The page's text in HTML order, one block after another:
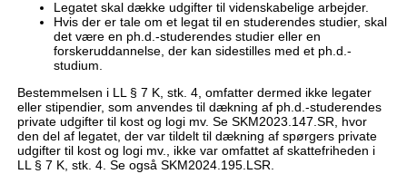
Legatet skal dække udgifter til videnskabelige arbejder.
Hvis der er tale om et legat til en studerendes studier, skal
det være en ph.d.-studerendes studier eller en
forskeruddannelse, der kan sidestilles med et ph.d.-
studium.
Bestemmelsen i LL § 7 K, stk. 4, omfatter dermed ikke legater
eller stipendier, som anvendes til dækning af ph.d.-studerendes
private udgifter til kost og logi mv. Se SKM2023.147.SR, hvor
den del af legatet, der var tildelt til dækning af spørgers private
udgifter til kost og logi mv., ikke var omfattet af skattefriheden i
LL § 7 K, stk. 4. Se også SKM2024.195.LSR.